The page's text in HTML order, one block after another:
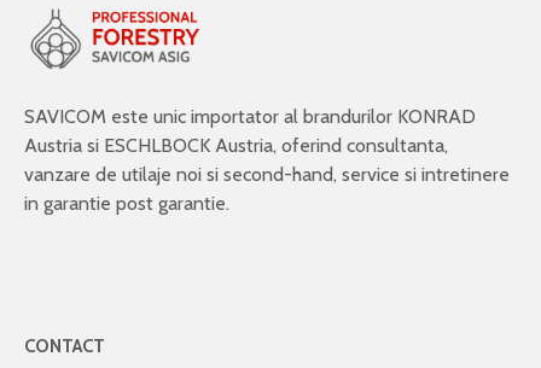
SAVICOM este unic importator al brandurilor KONRAD
Austria si ESCHLBOCK Austria, oferind consultanta,
vanzare de utilaje noi si second-hand, service si intretinere
in garantie post garantie.
CONTACT